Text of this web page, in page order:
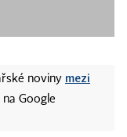
noviny mezi
na Google